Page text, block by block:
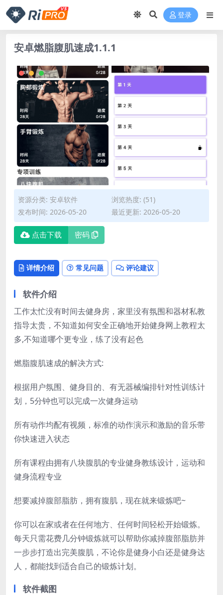
登录
安卓燃脂腹肌速成1.1.1
资源分类: 安卓软件
浏览热度: (51)
发布时间: 2026-05-20
最近更新: 2026-05-20
点击下载 密码
详情介绍 常见问题 评论建议
软件介绍
工作太忙没有时间去健身房，家里没有氛围和器材私教
指导太贵，不知道如何安全正确地开始健身网上教程太
多,不知道哪个更专业，练了没有起色
燃脂腹肌速成的解决方式:
根据用户氛围、健身目的、有无器械编排针对性训练计
划，5分钟也可以完成一次健身运动
所有动作均配有视频，标准的动作演示和激励的音乐带
你快速进入状态
所有课程由拥有八块腹肌的专业健身教练设计，运动和
健身流程专业
想要减掉腹部脂肪，拥有腹肌，现在就来锻炼吧~
你可以在家或者在任何地方、任何时间轻松开始锻炼。
每天只需花费几分钟锻炼就可以帮助你减掉腹部脂肪并
一步步打造出完美腹肌，不论你是健身小白还是健身达
人，都能找到适合自己的锻炼计划。
软件截图